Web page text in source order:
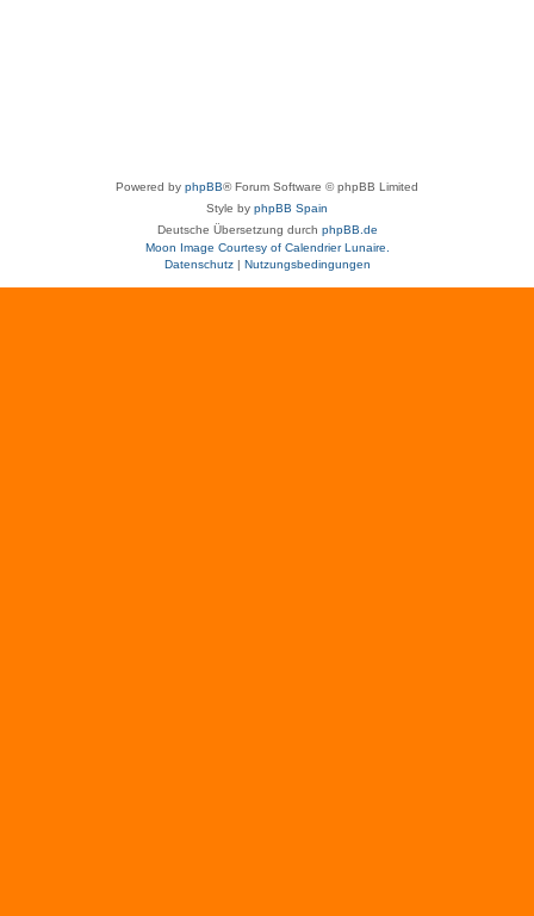
Powered by phpBB® Forum Software © phpBB Limited
Style by phpBB Spain
Deutsche Übersetzung durch phpBB.de
Moon Image Courtesy of Calendrier Lunaire.
Datenschutz| Nutzungsbedingungen